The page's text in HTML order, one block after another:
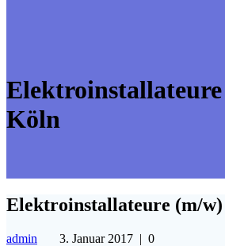
Köln
Elektroinstallateure (m/
admin 3. Januar 2017 | 0